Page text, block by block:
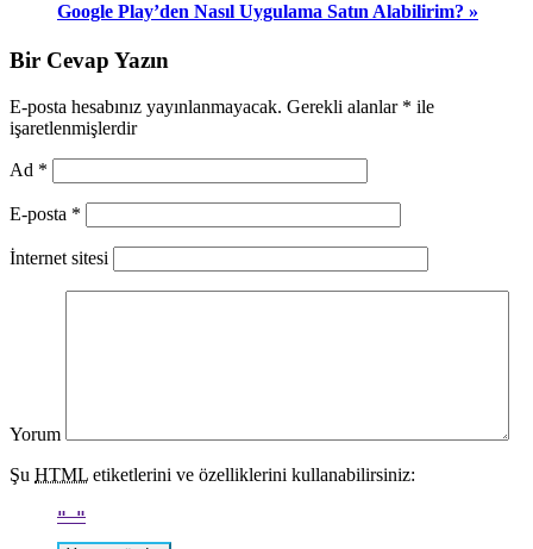
Google Play’den Nasıl Uygulama Satın Alabilirim? »
Bir Cevap Yazın
E-posta hesabınız yayınlanmayacak. Gerekli alanlar * ile
işaretlenmişlerdir
Ad *
E-posta *
İnternet sitesi
Yorum
Şu HTML etiketlerini ve özelliklerini kullanabilirsiniz: